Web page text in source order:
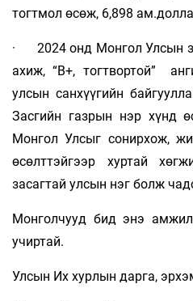
тогтмол өсөж, 6,898
· 2024 онд Монгол Улсын
ахиж, “B+, тогтвортой”
улсын санхүүгийн
Засгийн газрын нэр хүнд
Монгол Улсыг сонирхож,
өсөлттэйгээр хуртай
засагтай улсын нэг болж
Монголчууд бид энэ
учиртай.
Улсын Их хурлын дарга,